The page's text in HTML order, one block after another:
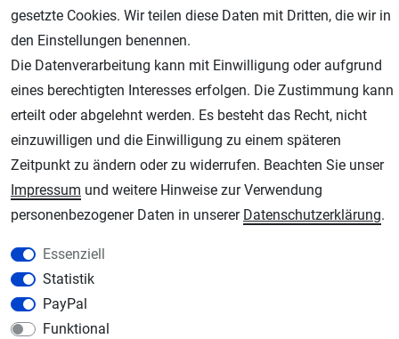
Widerrufsrecht Impressum
Unsere weiteren Shops:
Schmincke-City.de
Plotter-City.com
Schneideplotter, Transferpressen, Siebdruck und Plotterfolien
Modellbau-City.com
Military + Tabletop Plastikmodelle und Modellbau Farben - Bringen Sie Farbe ins
gesetzte Cookies. Wir teilen diese Daten mit Dritten, die wir in
den Einstellungen benennen.
Die Datenverarbeitung kann mit Einwilligung oder aufgrund
eines berechtigten Interesses erfolgen. Die Zustimmung kann
erteilt oder abgelehnt werden. Es besteht das Recht, nicht
einzuwilligen und die Einwilligung zu einem späteren
Zeitpunkt zu ändern oder zu widerrufen. Beachten Sie unser
Impressum und weitere Hinweise zur Verwendung
personenbezogener Daten in unserer Daten­schutz­erklärung.
Essenziell
Statistik
PayPal
Funktional